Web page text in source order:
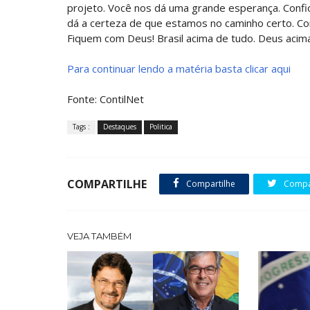
projeto. Você nos dá uma grande esperança.
dá a certeza de que estamos no caminho certo.
Fiquem com Deus! Brasil acima de tudo. Deus
Para continuar lendo a matéria basta clicar aqui
Fonte: ContilNet
Tags : Destaques Politica
COMPARTILHE Compartilhe
VEJA TAMBÉM